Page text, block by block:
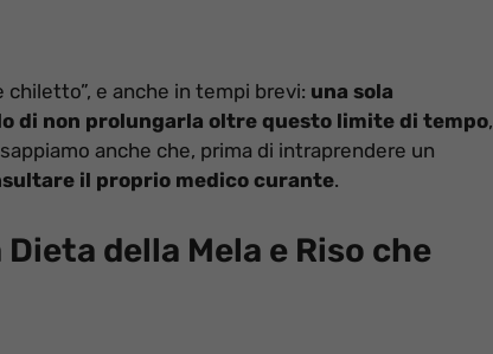
e anche in tempi brevi: una sola
di non prolungarla oltre questo limite di tempo,
sappiamo anche che, prima di intraprendere un
il proprio medico curante.
della Mela e Riso che